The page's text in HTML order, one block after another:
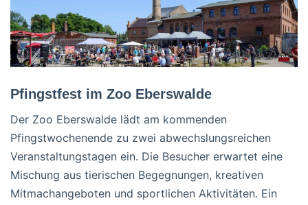
Pfingstfest im Zoo Eberswalde
Der Zoo Eberswalde lädt am kommenden
Pfingstwochenende zu zwei abwechslungsreichen
Veranstaltungstagen ein. Die Besucher erwartet eine
Mischung aus tierischen Begegnungen, kreativen
Mitmachangeboten und sportlichen Aktivitäten. Ein